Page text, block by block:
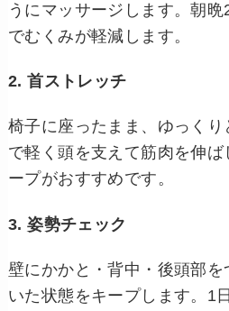
うにマッサージします。朝
でむくみが軽減します。
2. 首ストレッチ
椅子に座ったまま、ゆっく
で軽く頭を支えて筋肉を伸
ープがおすすめです。
3. 姿勢チェック
壁にかかと・背中・後頭部を
いた状態をキープします。1